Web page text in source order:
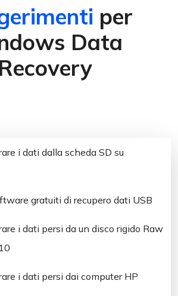
per
Data
Recovery
i dati dalla scheda SD su
gratuiti di recupero dati USB
i dati persi da un disco rigido Raw
i dati persi dai computer HP